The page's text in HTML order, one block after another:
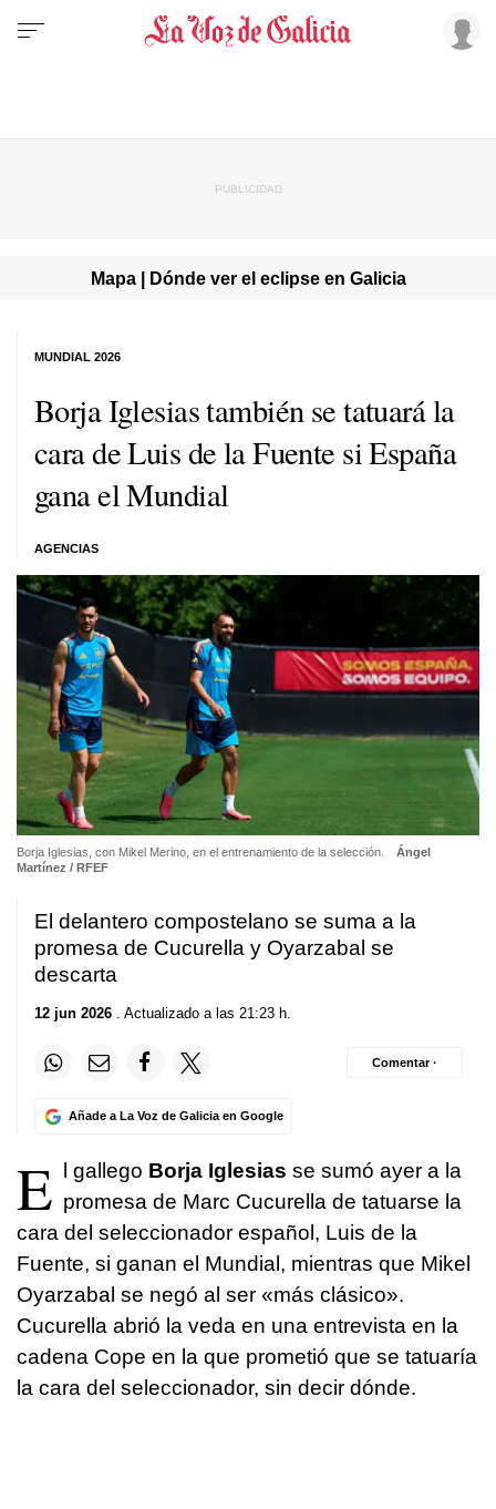
Mapa | Dónde ver el eclipse en Galicia
Borja Iglesias también se tatuará la
cara de Luis de la Fuente si España
gana el Mundial
AGENCIAS
MUNDIAL 2026
Borja Iglesias, con Mikel Merino, en el entrenamiento de la selección.
Ángel
Martínez / RFEF
El delantero compostelano se suma a la
promesa de Cucurella y Oyarzabal se
descarta
12 jun 2026 . Actualizado a las 21:23 h.
Añade a La Voz de Galicia en Google
Comentar ·
E l gallego Borja Iglesias se sumó ayer a la
promesa de Marc Cucurella de tatuarse la
cara del seleccionador español, Luis de la
Fuente, si ganan el Mundial, mientras que Mikel
Oyarzabal se negó al ser «más clásico».
Cucurella abrió la veda en una entrevista en la
cadena Cope en la que prometió que se tatuaría
la cara del seleccionador, sin decir dónde.